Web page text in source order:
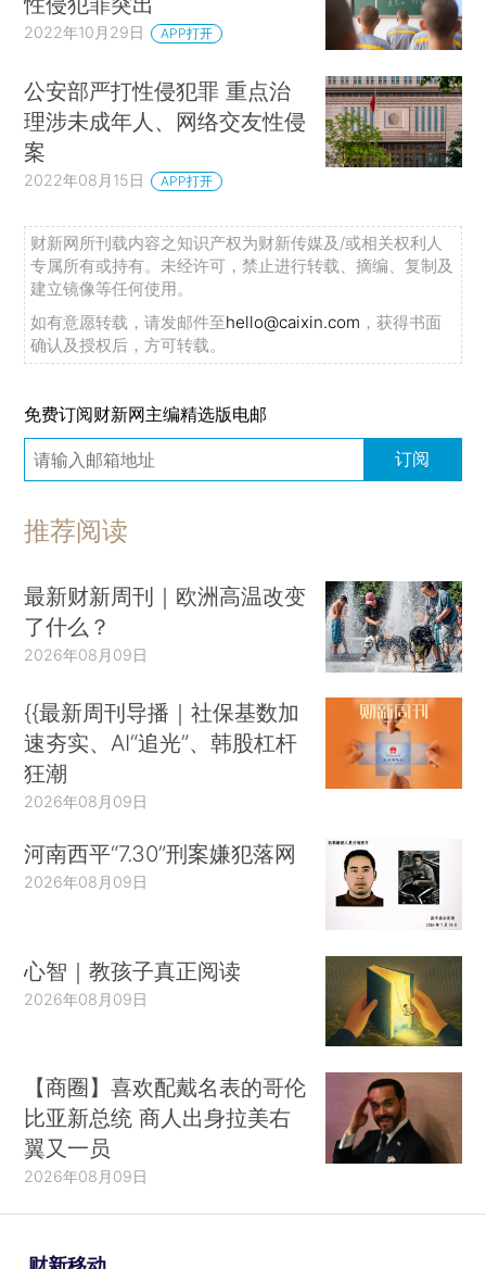
2022年10月29日 APP打开
公安部严打性侵犯罪 重点治
理涉未成年人、网络交友性侵
案
2022年08月15日 APP打开
财新网所刊载内容之知识产权为财新传媒及/或相关权利人
专属所有或持有。未经许可，禁止进行转载、摘编、复制及
建立镜像等任何使用。
如有意愿转载，请发邮件至hello@caixin.com ，获得书面
确认及授权后，方可转载。
免费订阅财新网主编精选版电邮
订阅
推荐阅读
最新财新周刊｜欧洲高温改变
了什么？
2026年08月09日
{{最新周刊导播｜社保基数加
速夯实、AI“追光”、韩股杠杆
狂潮
2026年08月09日
河南西平“7.30”刑案嫌犯落网
2026年08月09日
心智｜教孩子真正阅读
2026年08月09日
【商圈】喜欢配戴名表的哥伦
比亚新总统 商人出身拉美右
翼又一员
2026年08月09日